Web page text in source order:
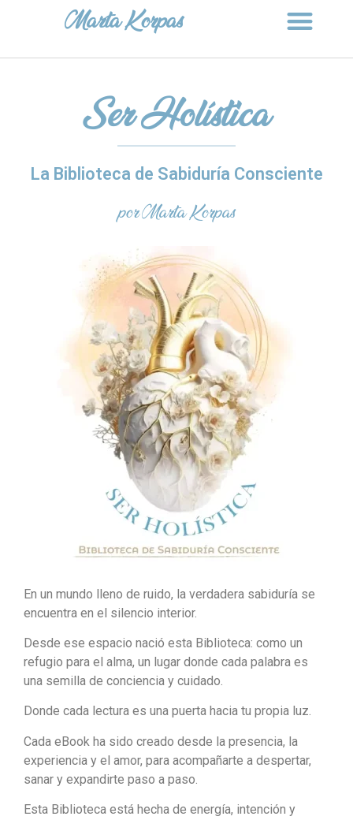
Marta Korpas
Ser Holística
La Biblioteca de Sabiduría Consciente
por Marta Korpas
En un mundo lleno de ruido, la verdadera sabiduría se
encuentra en el silencio interior.
Desde ese espacio nació esta Biblioteca: como un
refugio para el alma, un lugar donde cada palabra es
una semilla de conciencia y cuidado.
Donde cada lectura es una puerta hacia tu propia luz.
Cada eBook ha sido creado desde la presencia, la
experiencia y el amor, para acompañarte a despertar,
sanar y expandirte paso a paso.
Esta Biblioteca está hecha de energía, intención y